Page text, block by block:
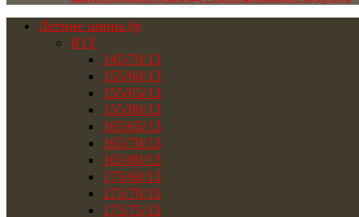
Летние шины бу
R13
145/70/13
155/60/13
155/65/13
155/80/13
165/65/13
165/70/13
165/80/13
175/60/13
175/70/13
175/75/13